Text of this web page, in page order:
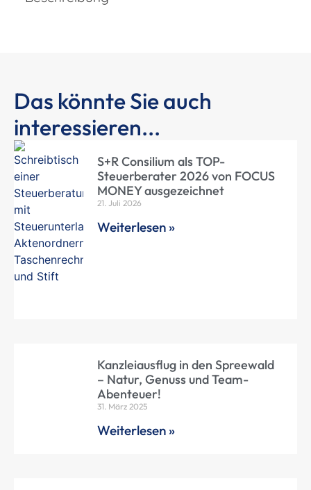
Das könnte Sie auch
interessieren...
S+R Consilium als TOP-
Steuerberater 2026 von FOCUS
MONEY ausgezeichnet
21. Juli 2026
Weiterlesen »
Kanzleiausflug in den Spreewald
– Natur, Genuss und Team-
Abenteuer!
31. März 2025
Weiterlesen »